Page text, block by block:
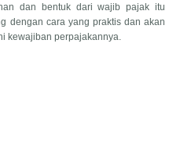
dan bentuk dari wajib pajak itu
dengan cara yang praktis dan akan
kewajiban perpajakannya.